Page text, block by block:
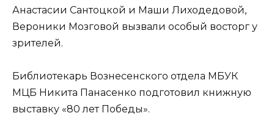
Анастасии Сантоцкой и Маши Лиходедовой,
Вероники Мозговой вызвали особый восторг у
зрителей.
Библиотекарь Вознесенского отдела МБУК
МЦБ Никита Панасенко подготовил книжную
выставку «80 лет Победы».